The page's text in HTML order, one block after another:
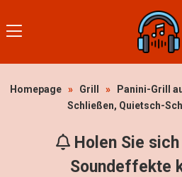
Homepage » Grill »
Panini-Grill
Schließen, Quietsch-
Holen Sie
Soundeffekte